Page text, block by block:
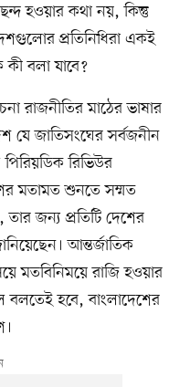
হওয়ার কথা নয়, কিন্তু
প্রতিনিধিরা একই
বলা যাবে?
রাজনীতির মাঠের ভাষার
যে জাতিসংঘের সর্বজনীন
পিরিয়ডিক রিভিউর
মতামত শুনতে সম্মত
জন্য প্রতিটি দেশের
আন্তর্জাতিক
মতবিনিময়ে রাজি হওয়ার
বলতেই হবে, বাংলাদেশের